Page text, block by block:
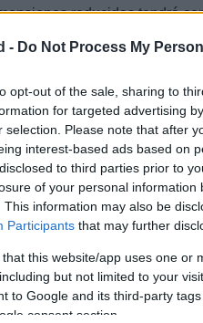
- Do Not Process My
opt-out of the sale, sharing to
for targeted advertising
selection. Please note that after
interest-based ads based on
to third parties prior to
of your personal information
This information may also be
Participants that may further
that this website/app uses one or
but not limited to your
to Google and its third-party
consent section.
reducidas tendrá
DS3, además de un
-con cerca de 300cv- del